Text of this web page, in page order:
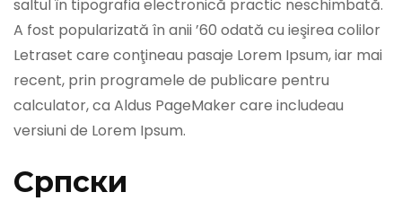
saltul în tipografia electronică practic neschimbată.
A fost popularizată în anii ’60 odată cu ieşirea colilor
Letraset care conţineau pasaje Lorem Ipsum, iar mai
recent, prin programele de publicare pentru
calculator, ca Aldus PageMaker care includeau
versiuni de Lorem Ipsum.
Српски